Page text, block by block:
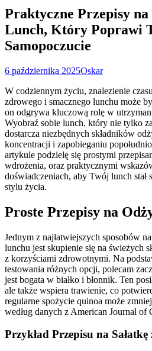
Praktyczne Przepisy
Lunch, Który Poprawi
Samopoczucie
6 października 2025Oskar
W codziennym życiu, znalezienie
zdrowego i smacznego lunchu może
on odgrywa kluczową rolę w
Wyobraź sobie lunch, który nie tylko
dostarcza niezbędnych składników
koncentracji i zapobieganiu
artykule podzielę się prostymi
wdrożenia, oraz praktycznymi
doświadczeniach, aby Twój lunch stał
stylu życia.
Proste Przepisy na
Jednym z najłatwiejszych sposobów
lunchu jest skupienie się na świeżych
z korzyściami zdrowotnymi. Na
testowania różnych opcji, polecam
jest bogata w białko i błonnik. Ten
ale także wspiera trawienie, co
regularne spożycie quinoa może
według danych z American Journal
Przykład Przepisu na